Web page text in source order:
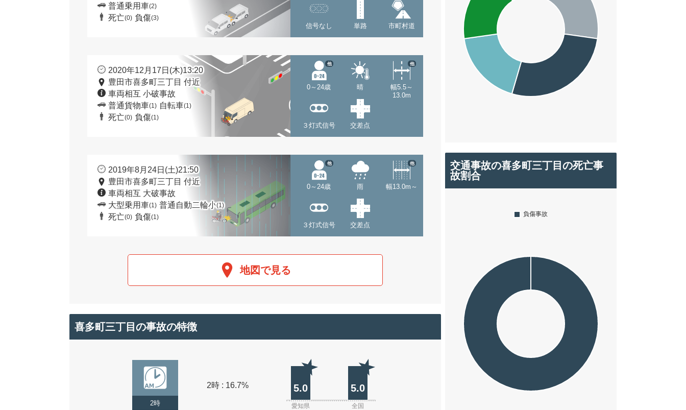
普通乗用車(2)
死亡(0) 負傷(3)
信号なし 単路 市町村道
2020年12月17日(木)13:20
豊田市喜多町三丁目 付近
車両相互 小破事故
普通貨物車(1) 自転車(1)
死亡(0) 負傷(1)
0～24歳
他
晴
幅5.5～
13.0m
他
３灯式信号 交差点
2019年8月24日(土)21:50
豊田市喜多町三丁目 付近
車両相互 大破事故
大型乗用車(1) 普通自動二輪小(1)
死亡(0) 負傷(1)
0～24歳
他
雨 幅13.0m～
他
３灯式信号 交差点
地図で見る
喜多町三丁目の事故の特徴
2時
2時 : 16.7% 5.0 5.0
愛知県 全国
交通事故の喜多町三丁目の死亡事
故割合